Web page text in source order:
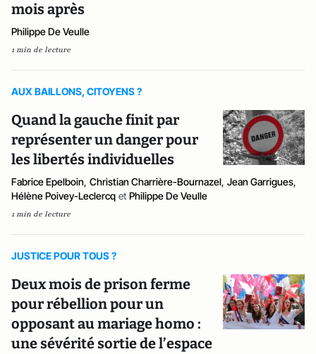
mois après
Philippe De Veulle
1 min de lecture
AUX BAILLONS, CITOYENS ?
Quand la gauche finit par
représenter un danger pour
les libertés individuelles
Fabrice Epelboin, Christian Charrière-Bournazel, Jean Garrigues,
Hélène Poivey-Leclercq et Philippe De Veulle
1 min de lecture
JUSTICE POUR TOUS ?
Deux mois de prison ferme
pour rébellion pour un
opposant au mariage homo :
une sévérité sortie de l’espace